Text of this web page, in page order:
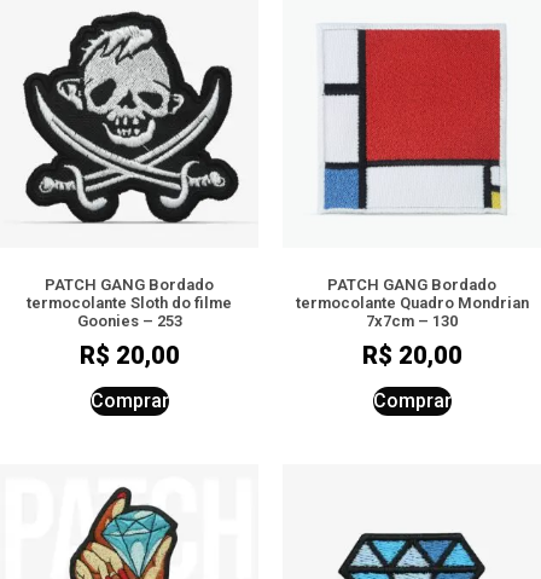
PATCH GANG Bordado
termocolante Sloth do filme
Goonies – 253
R$ 20,00
Comprar
PATCH GANG Bordado
termocolante Quadro Mondrian
7x7cm – 130
R$ 20,00
Comprar